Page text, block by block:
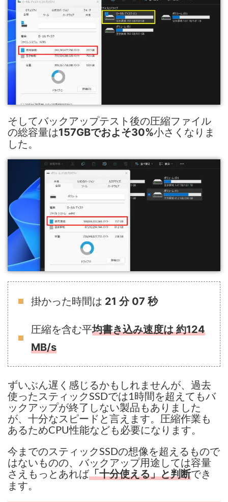
そしてバックアップテスト後の圧縮ファイル
の総容量は157GBでおよそ30%小さくなりま
した。
掛かった時間は 21 分 07 秒
圧縮を含む平均書き込み速度は 約124
MB/s
ずいぶん遅く感じるかもしれませんが、過去
使ったスティックSSDでは1時間を超えてもバ
ックアップが終了しない製品もありました
が、十分なスピードと言えます。圧縮作業も
あるためCPU性能なども必要になります。
今までのスティックSSDの想像を超えるもので
はないものの、バックアップ用途しては容量
さえもっとあれば「十分使える」と判断でき
ます。